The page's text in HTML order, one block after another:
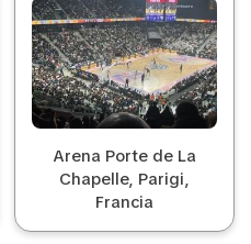
Arena Porte de La
Chapelle, Parigi,
Francia